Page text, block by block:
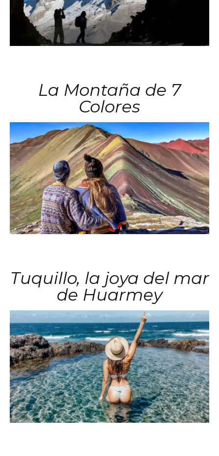
La Montaña de 7
Colores
Tuquillo, la joya del mar
de Huarmey